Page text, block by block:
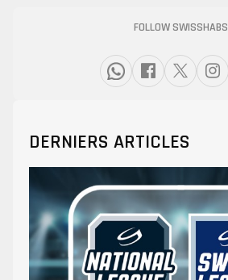
FOLLOW SWISSHABS
DERNIERS ARTICLES